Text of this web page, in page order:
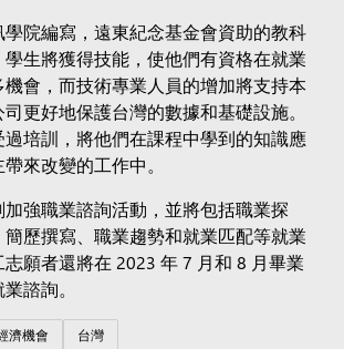
院編寫，遠東紀念基金會資助的教科
生將獲得技能，使他們有資格在就業
會，而技術專業人員的增加將支持本
更好地保護台灣的數據和基礎設施。
過培訓，將他們在課程中學到的知識應
來改變的工作中。
強職業諮詢活動，並將包括職業探
歷撰寫、職業趨勢和就業匹配等就業
願者還將在 2023 年 7 月和 8 月畢業
諮詢。
濟機會 台灣